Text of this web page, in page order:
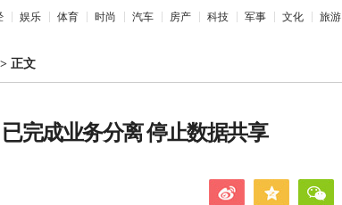
娱乐 体育 时尚 汽车 房产 科技 军事 文化 旅游
> 正文
完成业务分离 停止数据共享